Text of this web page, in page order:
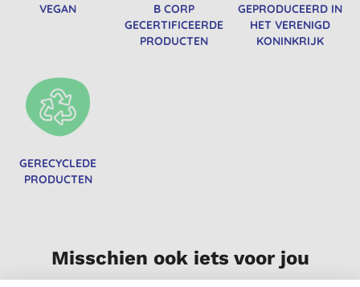
VEGAN
B CORP
GECERTIFICEERDE
PRODUCTEN
GEPRODUCEERD IN
HET VERENIGD
KONINKRIJK
GERECYCLEDE
PRODUCTEN
Misschien ook iets voor jou